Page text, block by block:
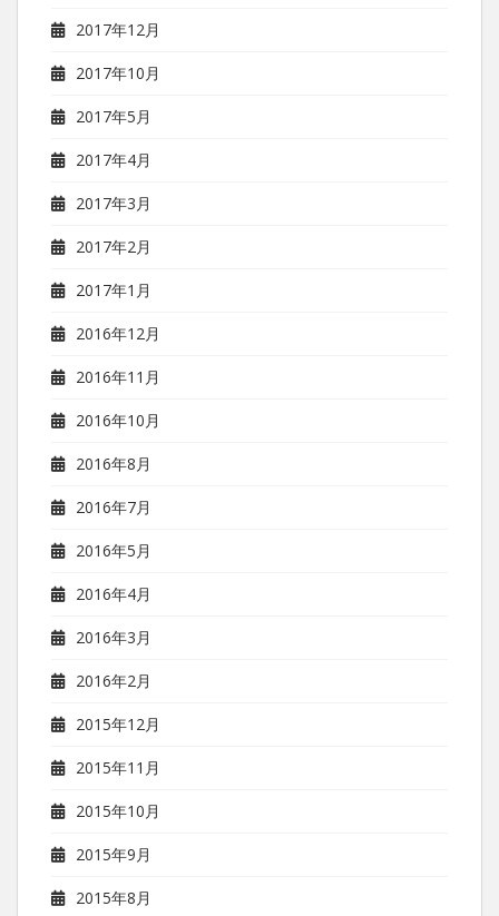
2017年12月
2017年10月
2017年5月
2017年4月
2017年3月
2017年2月
2017年1月
2016年12月
2016年11月
2016年10月
2016年8月
2016年7月
2016年5月
2016年4月
2016年3月
2016年2月
2015年12月
2015年11月
2015年10月
2015年9月
2015年8月